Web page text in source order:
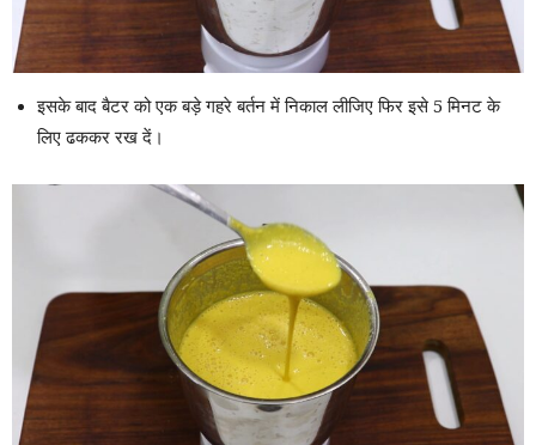
इसके बाद बैटर को एक बड़े गहरे बर्तन में निकाल लीजिए फिर इसे 5 मिनट के
लिए ढककर रख दें।